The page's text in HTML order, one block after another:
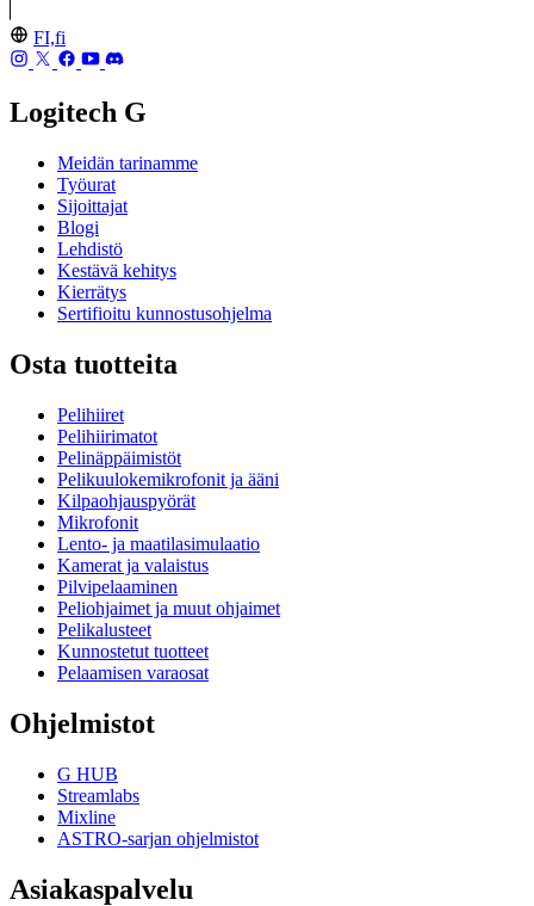
FI,fi
Logitech G
Meidän tarinamme
Työurat
Sijoittajat
Blogi
Lehdistö
Kestävä kehitys
Kierrätys
Sertifioitu kunnostusohjelma
Osta tuotteita
Pelihiiret
Pelihiirimatot
Pelinäppäimistöt
Pelikuulokemikrofonit ja ääni
Kilpaohjauspyörät
Mikrofonit
Lento- ja maatilasimulaatio
Kamerat ja valaistus
Pilvipelaaminen
Peliohjaimet ja muut ohjaimet
Pelikalusteet
Kunnostetut tuotteet
Pelaamisen varaosat
Ohjelmistot
G HUB
Streamlabs
Mixline
ASTRO-sarjan ohjelmistot
Asiakaspalvelu